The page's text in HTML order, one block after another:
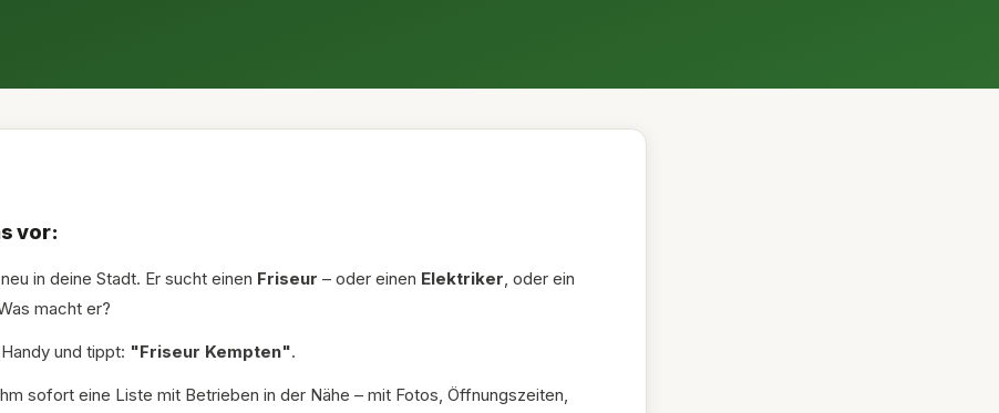
vor:
in deine Stadt. Er sucht einen Friseur – oder einen Elektriker, oder ein
macht er?
und tippt: "Friseur Kempten".
sofort eine Liste mit Betrieben in der Nähe – mit Fotos, Öffnungszeiten,